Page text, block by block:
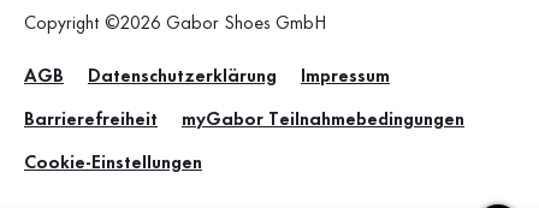
Copyright ©2026 Gabor Shoes GmbH
AGB Datenschutzerklärung Impressum
Barrierefreiheit myGabor Teilnahmebedingungen
Cookie-Einstellungen